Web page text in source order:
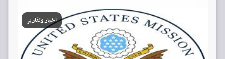
اخبار وتقارير